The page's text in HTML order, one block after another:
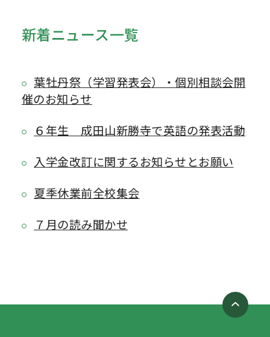
新着ニュース一覧
葉牡丹祭（学習発表会）・個別相談会開
催のお知らせ
６年生 成田山新勝寺で英語の発表活動
入学金改訂に関するお知らせとお願い
夏季休業前全校集会
７月の読み聞かせ